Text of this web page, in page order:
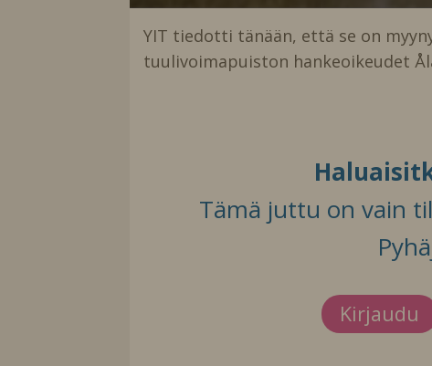
YIT tiedotti tänään, että se on
tuulivoimapuiston hankeoikeudet
Tämä juttu on vain
Kirjaudu